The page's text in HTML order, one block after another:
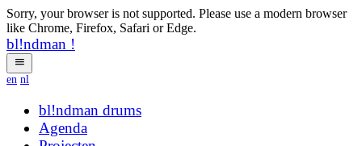
Sorry, your browser is not supported. Please use a modern browser
like Chrome, Firefox, Safari or Edge.
bl!ndman !
en nl
bl!ndman strings
Agenda